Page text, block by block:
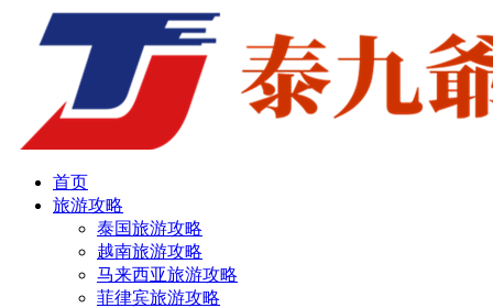
首页
旅游攻略
泰国旅游攻略
越南旅游攻略
马来西亚旅游攻略
菲律宾旅游攻略